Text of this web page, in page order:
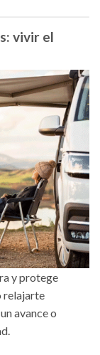
vivir el
y protege
relajarte
avance o